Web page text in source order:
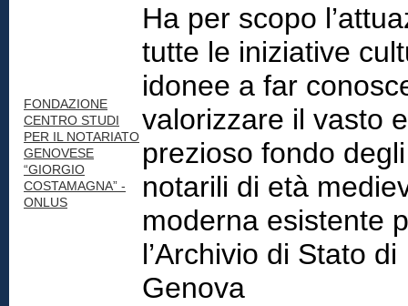
FONDAZIONE
CENTRO STUDI
PER IL NOTARIATO
GENOVESE
“GIORGIO
COSTAMAGNA” -
ONLUS
Ha per scopo
tutte le iniziative
idonee a far
valorizzare il vasto e
prezioso fondo
notarili di età
moderna esistente
l’Archivio di Stato di
Genova